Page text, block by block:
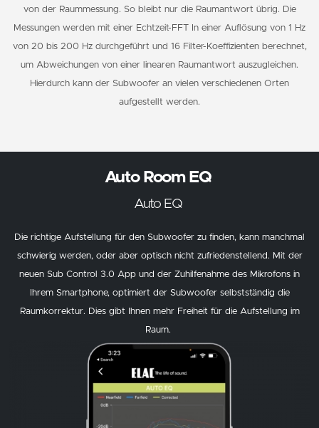
von der Raummessung. So bleibt nur die Raumantwort übrig. Die
Messungen werden mit einer Echtzeit-FFT In einer Auflösung von 1 Hz
von 20 bis 200 Hz durchgeführt und 16 Filter-Koeffizienten berechnet,
um Abweichungen von einer linearen Raumantwort auszugleichen.
Hierdurch kann der Subwoofer an vielen verschiedenen Orten
aufgestellt werden.
Auto Room EQ
Auto EQ
Die richtige Aufstellung für den Subwoofer zu finden, kann manchmal
schwierig werden, oder aber optisch nicht zufriedenstellend. Mit der
neuen Sub Control 3.0 App und der Zuhilfenahme des Mikrofons in
Ihrem Smartphone, optimiert der Subwoofer selbstständig die
Raumkorrektur. Dies gibt Ihnen mehr Freiheit für die Aufstellung im
Raum.